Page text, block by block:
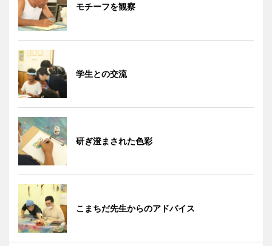
モチーフを観察
学生との交流
研ぎ澄まされた色彩
こまちだ先生からのアドバイス